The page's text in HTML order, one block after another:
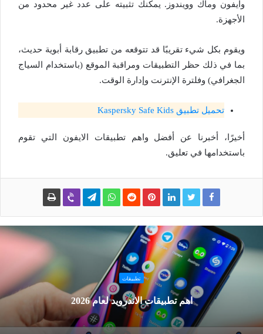
وايفون وماك وويندوز. يمكنك تثبيته على عدد غير محدود من
الأجهزة.
ويقوم بكل شيء تقريبًا قد تتوقعه من تطبيق رقابة أبوية حديث،
بما في ذلك حظر التطبيقات ومراقبة الموقع (باستخدام السياج
الجغرافي) وفلترة الإنترنت وإدارة الوقت.
تحميل تطبيق Kaspersky Safe Kids
أخيرًا، أخبرنا عن أفضل واهم تطبيقات الايفون التي تقوم
باستخدامها في تعليق.
تطبيقات
اهم تطبيقات الاندرويد لعام 2026